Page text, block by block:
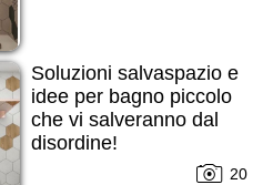
Soluzioni salvaspazio e
idee per bagno piccolo
che vi salveranno dal
disordine!
20